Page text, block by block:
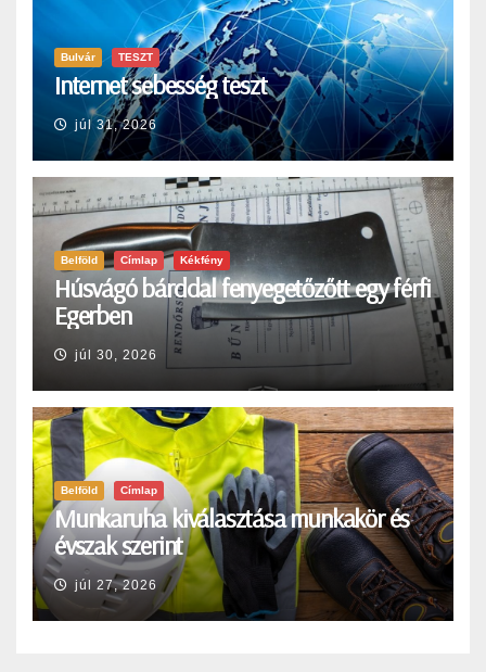
Bulvár TESZT
Internet sebesség teszt
júl 31, 2026
Belföld Címlap Kékfény
Húsvágó bárddal fenyegetőzőtt egy férfi
Egerben
júl 30, 2026
Belföld Címlap
Munkaruha kiválasztása munkakör és
évszak szerint
júl 27, 2026